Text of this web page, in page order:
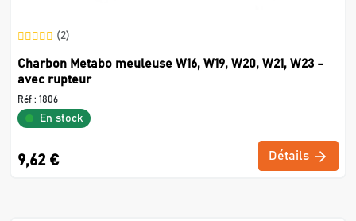
(2)
Charbon Metabo meuleuse W16, W19, W20, W21, W23 -
avec rupteur
Réf : 1806
En stock
9,62 € Détails